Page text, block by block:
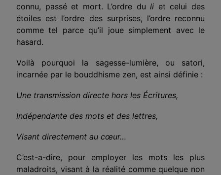
connu, passé et mort. L’ordre duli et celui des
étoiles est l’ordre des surprises, l’ordre reconnu
comme tel parce qu’il joue simplement avec le
hasard.
Voilà pourquoi la sagesse-lumière, ou satori,
incarnée par le bouddhisme zen, est ainsi définie :
Une transmission directe hors les Écritures,
Indépendante des mots et des lettres,
Visant directement au cœur…
C’est-a-dire, pour employer les mots les plus
mala­droits, visant à la réalité comme quelque non